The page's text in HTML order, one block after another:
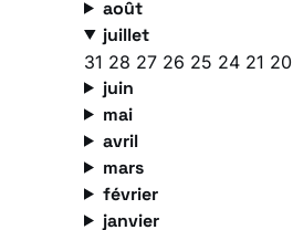
août
juillet
31 28 27 26 25 24 21 20
juin
mai
avril
mars
février
janvier